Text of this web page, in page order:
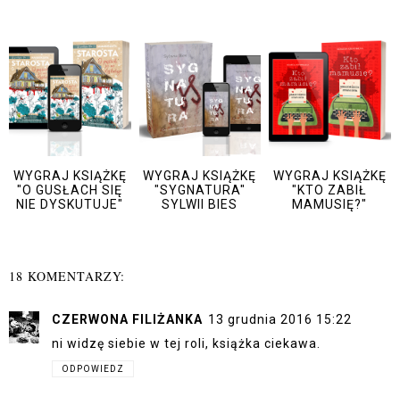
WYGRAJ KSIĄŻKĘ
"O GUSŁACH SIĘ
NIE DYSKUTUJE"
WYGRAJ KSIĄŻKĘ
"SYGNATURA"
SYLWII BIES
WYGRAJ KSIĄŻKĘ
"KTO ZABIŁ
MAMUSIĘ?"
18 KOMENTARZY:
CZERWONA FILIŻANKA 13 grudnia 2016 15:22
ni widzę siebie w tej roli, książka ciekawa.
ODPOWIEDZ